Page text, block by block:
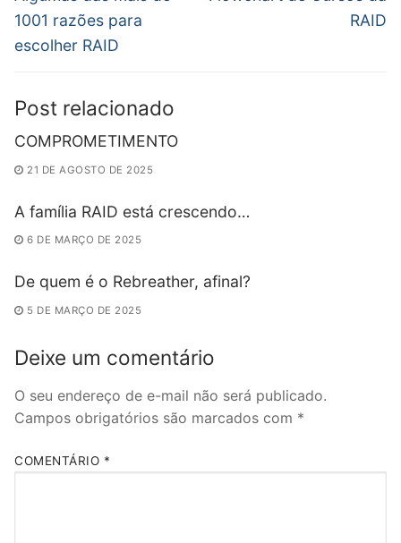
Post
anterior:
1001 razões para
escolher RAID
RAID
Post relacionado
COMPROMETIMENTO
21 DE AGOSTO DE 2025
A família RAID está crescendo…
6 DE MARÇO DE 2025
De quem é o Rebreather, afinal?
5 DE MARÇO DE 2025
Deixe um comentário
O seu endereço de e-mail não será publicado.
Campos obrigatórios são marcados com *
COMENTÁRIO *